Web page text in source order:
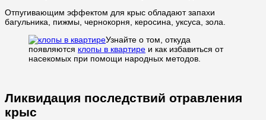
Отпугивающим эффектом для крыс обладают запахи
багульника, пижмы, чернокорня, керосина, уксуса, зола.
Узнайте о том, откуда
появляются клопы в квартире и как избавиться от
насекомых при помощи народных методов.
Ликвидация последствий отравления
крыс